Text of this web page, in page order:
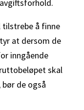
å finne
at dersom de
inngående
skal
de også